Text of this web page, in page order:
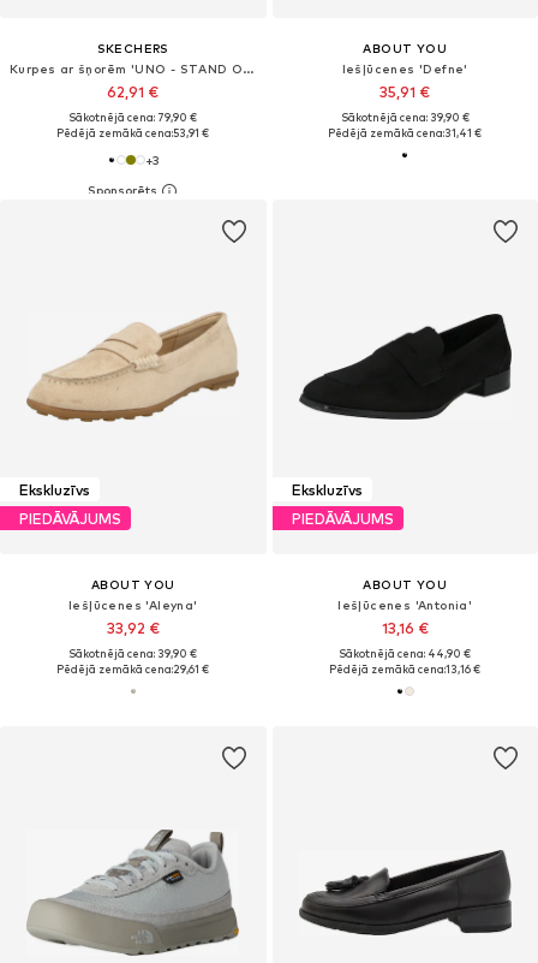
SKECHERS
Kurpes ar šņorēm 'UNO - STAND ON AIR'
62,91 €
Sākotnējā cena: 79,90 €
Pēdējā zemākā cena:53,91 €
+3
ABOUT YOU
Iešļūcenes 'Defne'
35,91 €
Sākotnējā cena: 39,90 €
Pēdējā zemākā cena:31,41 €
Ekskluzīvs
PIEDĀVĀJUMS
ABOUT YOU
Iešļūcenes 'Aleyna'
33,92 €
Sākotnējā cena: 39,90 €
Pēdējā zemākā cena:29,61 €
Ekskluzīvs
PIEDĀVĀJUMS
ABOUT YOU
Iešļūcenes 'Antonia'
13,16 €
Sākotnējā cena: 44,90 €
Pēdējā zemākā cena:13,16 €